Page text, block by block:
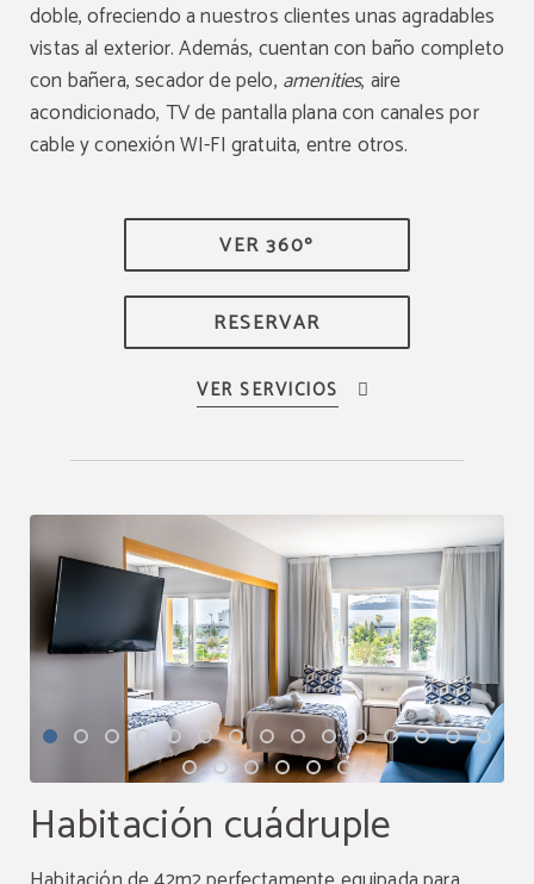
doble, ofreciendo a nuestros clientes unas agradables
vistas al exterior. Además, cuentan con baño completo
con bañera, secador de pelo, amenities, aire
acondicionado, TV de pantalla plana con canales por
cable y conexión WI-FI gratuita, entre otros.
VER 360º
RESERVAR
Habitación cuádruple